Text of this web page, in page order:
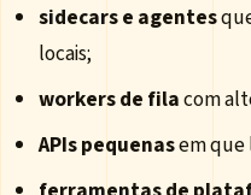
sidecars e agentes
locais;
workers de filacom
APIs pequenasem